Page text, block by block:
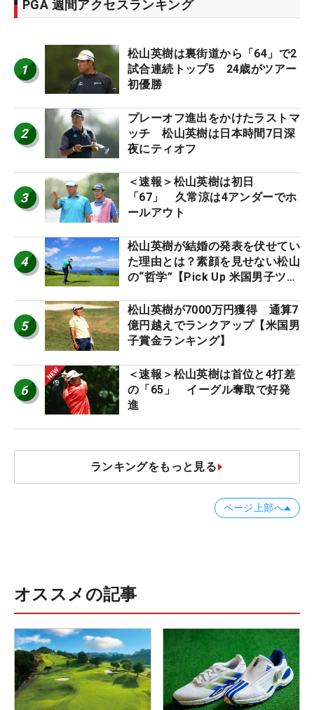
PGA 週間アクセスランキング
1
松山英樹は裏街道から「64」で2
試合連続トップ5 24歳がツアー
初優勝
2
プレーオフ進出をかけたラストマ
ッチ 松山英樹は日本時間7日深
夜にティオフ
3
＜速報＞松山英樹は初日
「67」 久常涼は4アンダーでホ
ールアウト
4
松山英樹が結婚の発表を伏せてい
た理由とは？素顔を見せない松山
の“哲学”【Pick Up 米国男子ツア
5
松山英樹が7000万円獲得 通算7
億円越えでランクアップ【米国男
子賞金ランキング】
6
＜速報＞松山英樹は首位と4打差
の「65」 イーグル奪取で好発
進
ランキングをもっと見る
ページ上部へ
オススメの記事